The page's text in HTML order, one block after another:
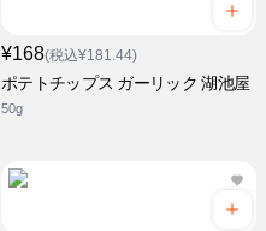
¥168(税込¥181.44)
ポテトチップス ガーリック 湖池屋
50g